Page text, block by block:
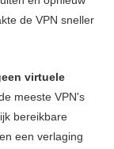
de VPN sneller
virtuele
meeste VPN's
bereikbare
een verlaging